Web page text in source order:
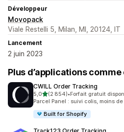
Développeur
Movopack
Viale Restelli 5, Milan, MI, 20124, IT
Lancement
2 juin 2023
Plus d’applications
CWILL Order Tracking
5,0étoile(s) sur 5
(2 854)
2854 avis au total
•Forfait gratuit
Parcel Panel : suivi colis, moins
Built for Shopify